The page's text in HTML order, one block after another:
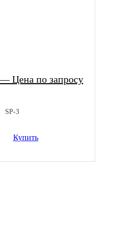
Цена по запросу
SP-3
Купить